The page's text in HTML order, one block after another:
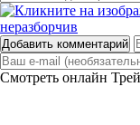
Добавить комментарий
Смотреть онлайн